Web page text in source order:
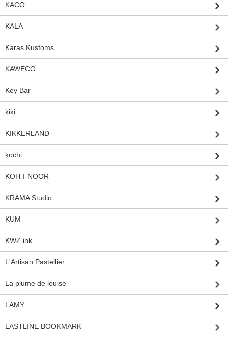
KACO
KALA
Karas Kustoms
KAWECO
Key Bar
kiki
KIKKERLAND
kochi
KOH-I-NOOR
KRAMA Studio
KUM
KWZ ink
L'Artisan Pastellier
La plume de louise
LAMY
LASTLINE BOOKMARK